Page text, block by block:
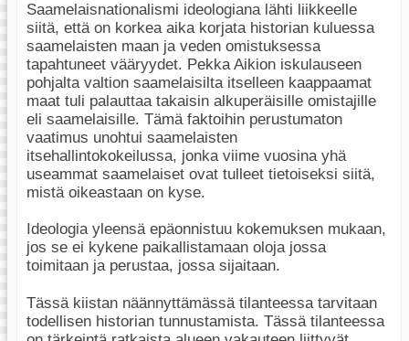
Saamelaisnationalismi ideologiana lähti liikkeelle
siitä, että on korkea aika korjata historian kuluessa
saamelaisten maan ja veden omistuksessa
tapahtuneet vääryydet. Pekka Aikion iskulauseen
pohjalta valtion saamelaisilta itselleen kaappaamat
maat tuli palauttaa takaisin alkuperäisille omistajille
eli saamelaisille. Tämä faktoihin perustumaton
vaatimus unohtui saamelaisten
itsehallintokokeilussa, jonka viime vuosina yhä
useammat saamelaiset ovat tulleet tietoiseksi siitä,
mistä oikeastaan on kyse.
Ideologia yleensä epäonnistuu kokemuksen mukaan,
jos se ei kykene paikallistamaan oloja jossa
toimitaan ja perustaa, jossa sijaitaan.
Tässä kiistan näännyttämässä tilanteessa tarvitaan
todellisen historian tunnustamista. Tässä tilanteessa